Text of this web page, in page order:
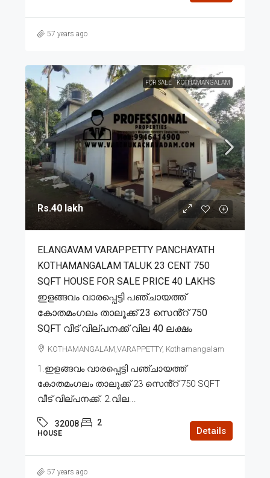
57 years ago
FOR SALE KOTHAMANGALAM
Rs.40 lakh
ELANGAVAM VARAPPETTY PANCHAYATH
KOTHAMANGALAM TALUK 23 CENT 750
SQFT HOUSE FOR SALE PRICE 40 LAKHS
ഇളങ്ങവം വാരപ്പെട്ടി പഞ്ചായത്ത്
കോതമംഗലം താലൂക്ക് 23 സെൻ്റ് 750
SQFT വീട് വില്പനക്ക് വില 40 ലക്ഷം
KOTHAMANGALAM,VARAPPETTY, Kothamangalam
1.ഇളങ്ങവം വാരപ്പെട്ടി പഞ്ചായത്ത്
കോതമംഗലം താലൂക്ക് 23 സെൻ്റ് 750 SQFT
വീട് വില്പനക്ക്. 2.വില...
32008 2
HOUSE Details
57 years ago